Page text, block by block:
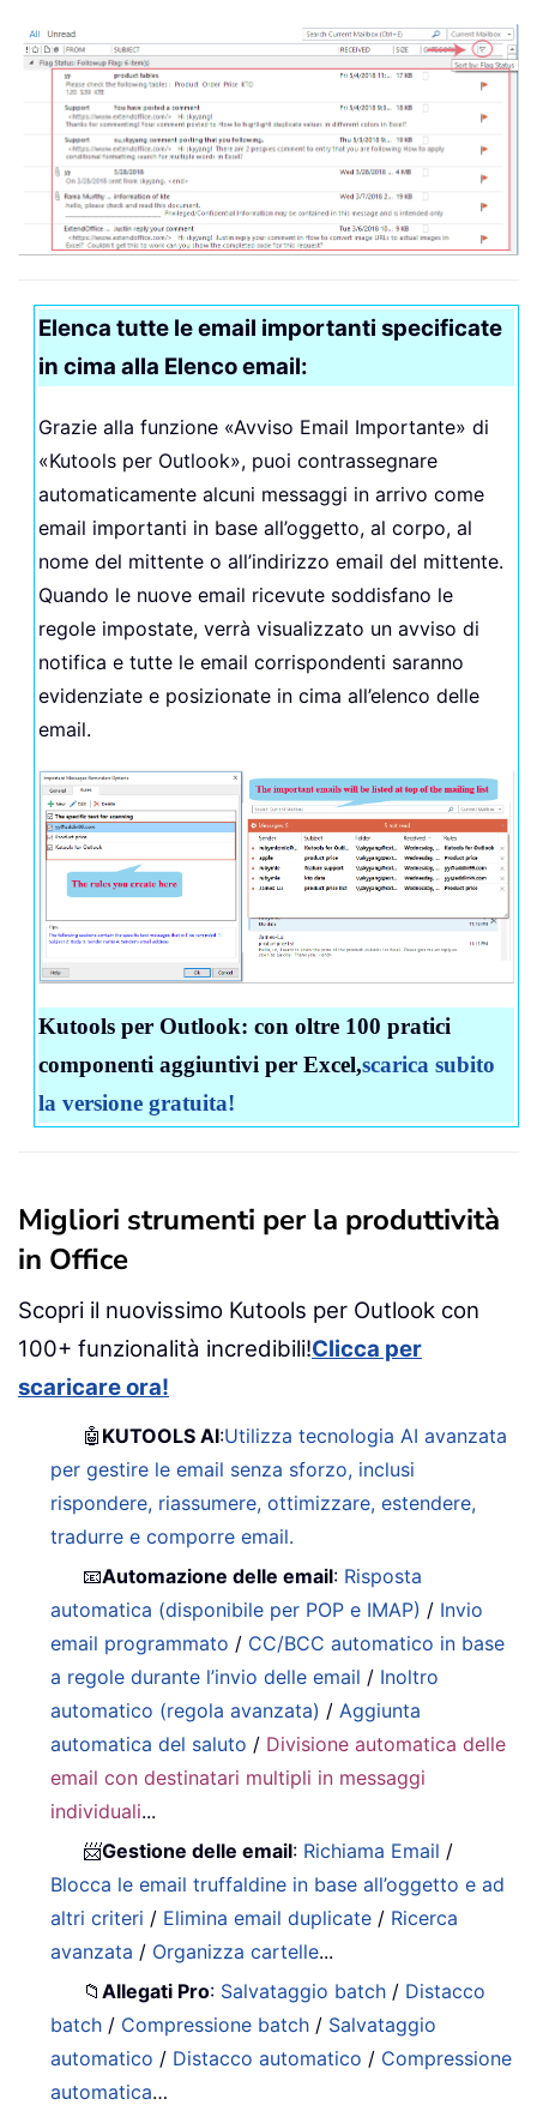
Elenca tutte le email importanti specificate
in cima alla Elenco email:
Grazie alla funzione «Avviso Email Importante» di
«Kutools per Outlook», puoi contrassegnare
automaticamente alcuni messaggi in arrivo come
email importanti in base all’oggetto, al corpo, al
nome del mittente o all’indirizzo email del mittente.
Quando le nuove email ricevute soddisfano le
regole impostate, verrà visualizzato un avviso di
notifica e tutte le email corrispondenti saranno
evidenziate e posizionate in cima all’elenco delle
email.
Kutools per Outlook: con oltre 100 pratici
componenti aggiuntivi per Excel,scarica subito
la versione gratuita!
Migliori strumenti per la produttività
in Office
Scopri il nuovissimo Kutools per Outlook con
100+ funzionalità incredibili!Clicca per
scaricare ora!
🤖 KUTOOLS AI:Utilizza tecnologia AI avanzata
per gestire le email senza sforzo, inclusi
rispondere, riassumere, ottimizzare, estendere,
tradurre e comporre email.
📧Automazione delle email: Risposta
automatica (disponibile per POP e IMAP) / Invio
email programmato / CC/BCC automatico in base
a regole durante l’invio delle email / Inoltro
automatico (regola avanzata) / Aggiunta
automatica del saluto / Divisione automatica delle
email con destinatari multipli in messaggi
individuali...
📨Gestione delle email: Richiama Email /
Blocca le email truffaldine in base all’oggetto e ad
altri criteri / Elimina email duplicate / Ricerca
avanzata / Organizza cartelle...
📁Allegati Pro: Salvataggio batch / Distacco
batch / Compressione batch / Salvataggio
automatico / Distacco automatico / Compressione
automatica…